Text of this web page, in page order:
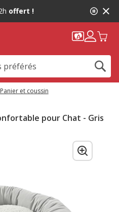
offert !
Panier et coussin
pour Chat - Gris